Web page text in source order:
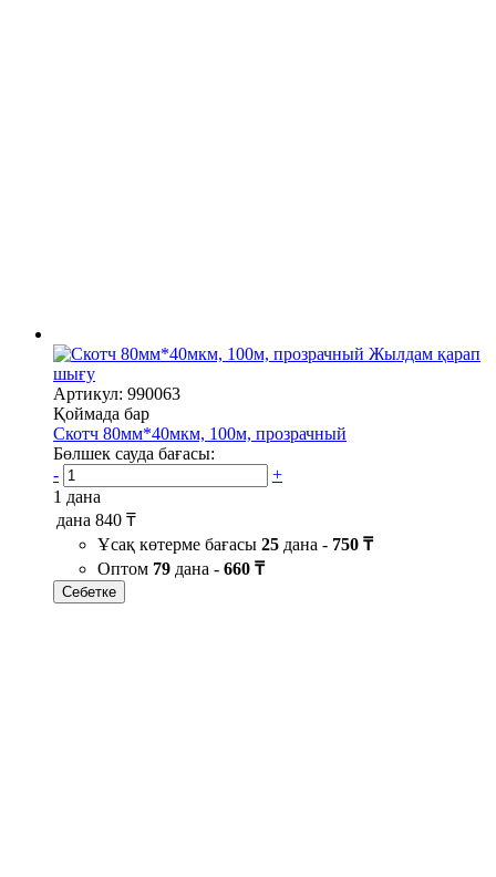
Жылдам қарап
шығу
Артикул: 990063
Қоймада бар
Скотч 80мм*40мкм, 100м, прозрачный
Бөлшек сауда бағасы:
-
+
1 дана
дана 840 ₸
Ұсақ көтерме бағасы 25 дана - 750 ₸
Оптом 79 дана - 660 ₸
Себетке